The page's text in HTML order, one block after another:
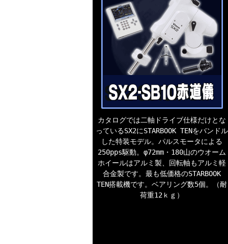
カタログでは二軸ドライブ仕様だけとな
っているSX2にSTARBOOK TENをバンドル
した特装モデル。パルスモータによる
250pps駆動。φ72mm・180山のウオーム
ホイールはアルミ製、回転軸もアルミ軽
合金製です。最も低価格のSTARBOOK
TEN搭載機です。ベアリング数5個。（耐
荷重12ｋｇ）